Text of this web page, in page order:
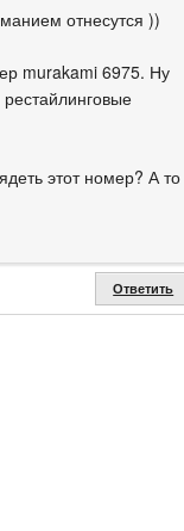
отнесутся ))
murakami 6975. Ну
этот номер? А то
Ответить